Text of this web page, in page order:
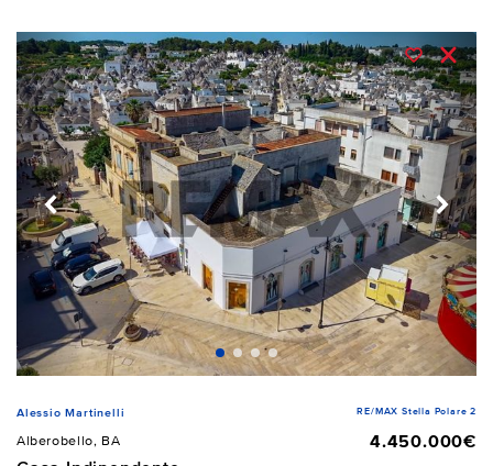
Alessio Martinelli RE/MAX Stella Polare 2
Alberobello, BA
4.450.000€